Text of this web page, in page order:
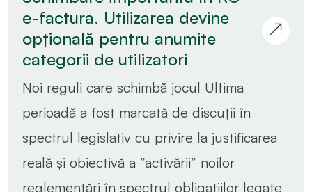
e-factura. Utilizarea devine
opțională pentru anumite
categorii de utilizatori
Noi reguli care schimbă jocul Ultima
perioadă a fost marcată de discuții în
spectrul legislativ cu privire la justificarea
reală și obiectivă a ”activării” noilor
reglementări în spectrul obligațiilor legate